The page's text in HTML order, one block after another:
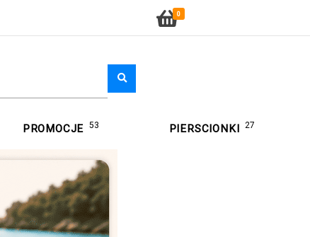
0
PROMOCJE 53 PIERSCIONKI 27